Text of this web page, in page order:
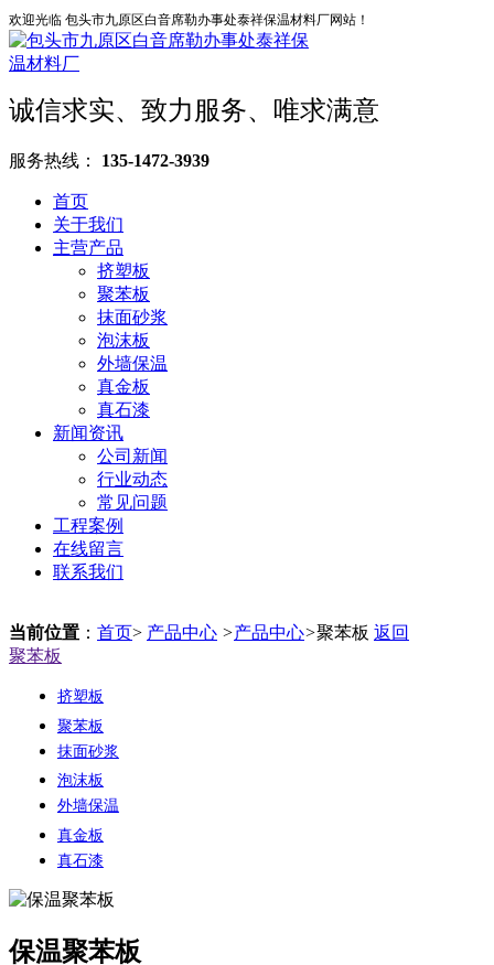
欢迎光临 包头市九原区白音席勒办事处泰祥保温材料厂网站！
诚信求实、致力服务、唯求满意
服务热线： 135-1472-3939
首页
关于我们
主营产品
挤塑板
聚苯板
抹面砂浆
泡沫板
外墙保温
真金板
真石漆
新闻资讯
公司新闻
行业动态
常见问题
工程案例
在线留言
联系我们
当前位置 ： 首页> 产品中心 >产品中心>聚苯板 返回
聚苯板
挤塑板
聚苯板
抹面砂浆
泡沫板
外墙保温
真金板
真石漆
保温聚苯板